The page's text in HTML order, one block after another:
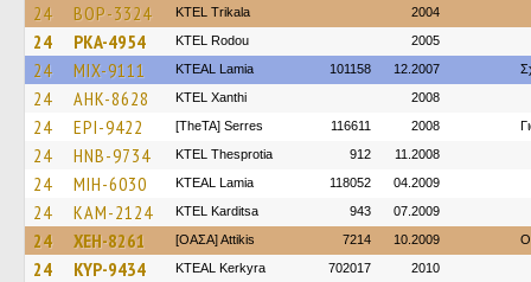
24 BOP-3324 ΚΤΕL Τrikala 2004
24 PKA-4954 ΚΤΕL Rodou 2005
24 MIX-9111 KTEAL Lamia 101158 12.2007
24 AHK-8628 KTEL Xanthi 2008
24 EPI-9422 [TheTA] Serres 116611 2008
24 HNB-9734 KTEL Thesprotia 912 11.2008
24 MIH-6030 KTEAL Lamia 118052 04.2009
24 KAM-2124 ΚΤΕL Karditsa 943 07.2009
24 XEH-8261 [ΟΑΣΑ] Αttikis 7214 10.2009
24 KYP-9434 KTEAL Kerkyra 702017 2010